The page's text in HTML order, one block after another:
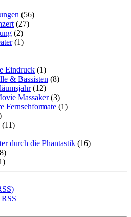
(56)
(27)
(2)
(1)
Eindruck (1)
& Bassisten (8)
(12)
Massaker(3)
Fernsehformate (1)
(11)
durch die Phantastik (16)